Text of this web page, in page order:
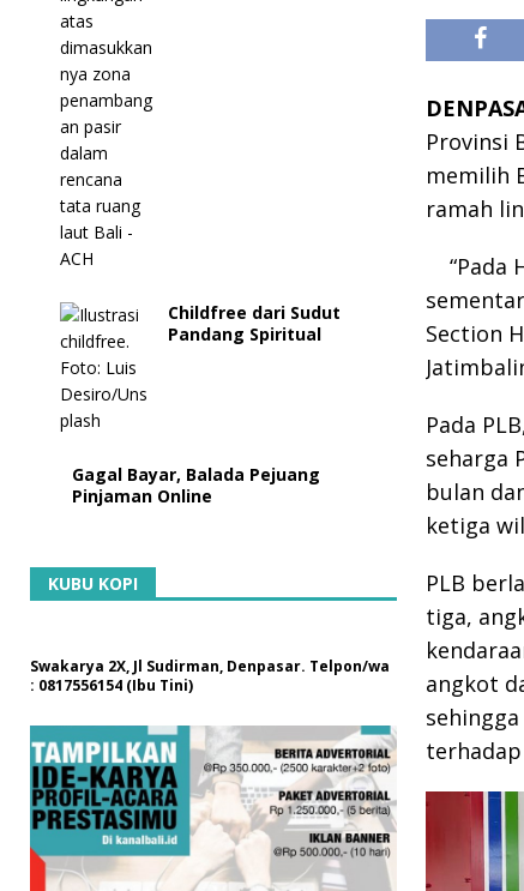
Provinsi
memilih
ramah
“Pada
Section
Pada
seharga
bulan
ketiga
PLB
tiga,
angkot
Childfree dari Sudut
Pandang Spiritual
Gagal Bayar, Balada Pejuang
Pinjaman Online
KUBU KOPI
Swakarya 2X, Jl Sudirman, Denpasar. Telpon/wa
: 0817556154 (Ibu Tini)